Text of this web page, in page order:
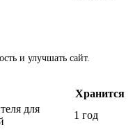
и улучшать сайт.
Хранится
для
1 год